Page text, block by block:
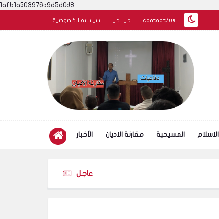
1afb1a503976a9d5d0d8
سياسية الخصوصية من نحن contact/us
الأخبار مقارنة الاديان المسيحية الاسلام
عاجل